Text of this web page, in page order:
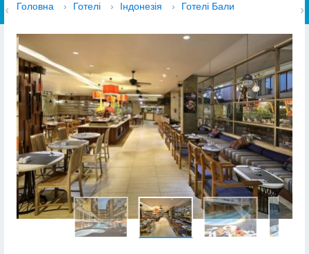
Головна › Готелі › Індонезія › Готелі Бали